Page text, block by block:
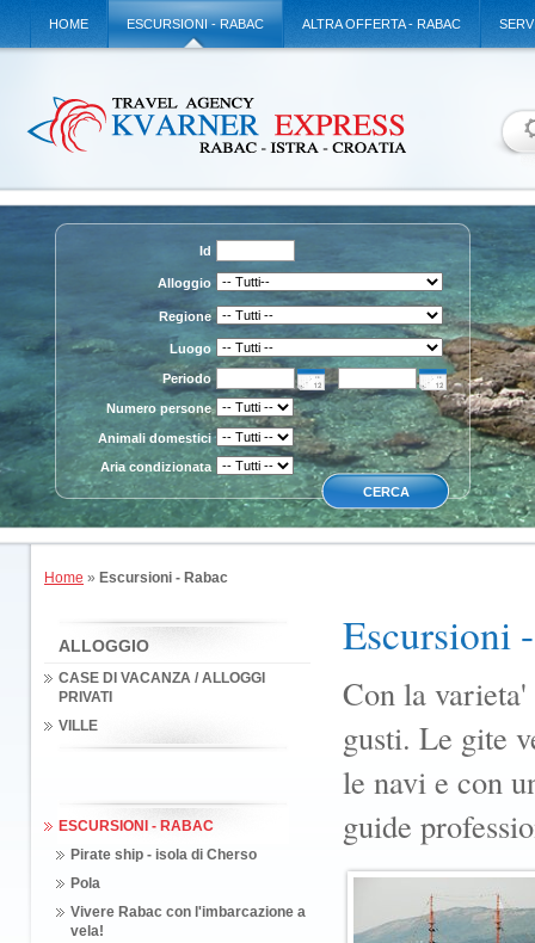
HOME ESCURSIONI - RABAC ALTRA OFFERTA - RABAC
Id
Alloggio
Regione
Luogo
Periodo
Numero persone
Animali domestici
Aria condizionata
Home » Escursioni - Rabac
ALLOGGIO
CASE DI VACANZA / ALLOGGI
PRIVATI
VILLE
ESCURSIONI - RABAC
Pirate ship - isola di Cherso
Pola
Vivere Rabac con l'imbarcazione a
vela!
Escursioni
Con la
gusti. Le gite
le navi e con
guide